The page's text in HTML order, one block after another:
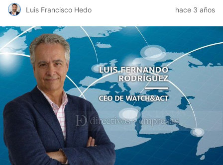
Luis Francisco Hedo hace 3 años